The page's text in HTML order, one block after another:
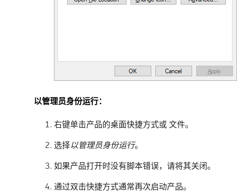
以管理员身份运行：
右键单击产品的桌面快捷方式或 文件。
选择以管理员身份运行。
如果产品打开时没有脚本错误，请将其关闭。
通过双击快捷方式通常再次启动产品。